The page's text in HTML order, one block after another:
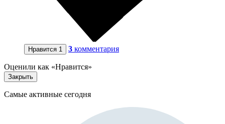
Нравится 1 3 комментария
Оценили как «Нравится»
Закрыть
Самые активные сегодня